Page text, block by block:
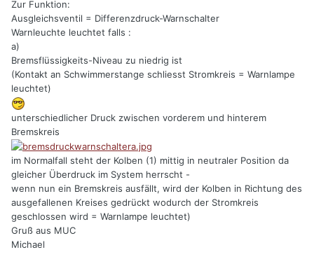
Zur Funktion:
Ausgleichsventil = Differenzdruck-Warnschalter
Warnleuchte leuchtet falls :
a)
Bremsflüssigkeits-Niveau zu niedrig ist
(Kontakt an Schwimmerstange schliesst Stromkreis = Warnlampe
leuchtet)
unterschiedlicher Druck zwischen vorderem und hinterem
Bremskreis
im Normalfall steht der Kolben (1) mittig in neutraler Position da
gleicher Überdruck im System herrscht -
wenn nun ein Bremskreis ausfällt, wird der Kolben in Richtung des
ausgefallenen Kreises gedrückt wodurch der Stromkreis
geschlossen wird = Warnlampe leuchtet)
Gruß aus MUC
Michael